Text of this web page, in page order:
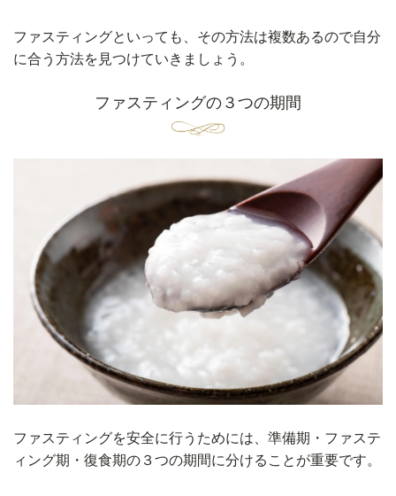
ファスティングといっても、その方法は複数あるので自分
に合う方法を見つけていきましょう。
ファスティングの３つの期間
ファスティングを安全に行うためには、準備期・ファステ
ィング期・復食期の３つの期間に分けることが重要です。